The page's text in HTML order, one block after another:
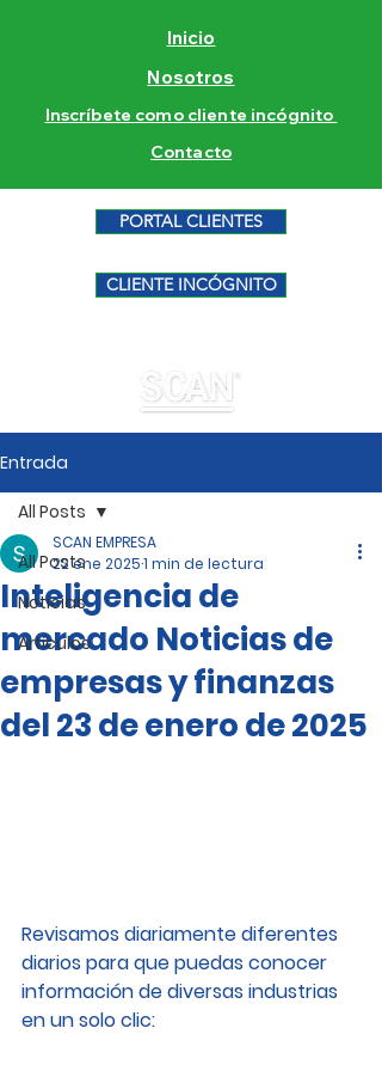
Inicio
Nosotros
Inscríbete como cliente incógnito
Contacto
PORTAL CLIENTES
CLIENTE INCÓGNITO
Entrada
All Posts
Noticias
Artículos
All Posts
Inteligencia de
mercado Noticias de
empresas y finanzas
del 23 de enero de 2025
SCAN EMPRESA
22 ene 20251 min de lectura
Revisamos diariamente diferentes
diarios para que puedas conocer
información de diversas industrias
en un solo clic: